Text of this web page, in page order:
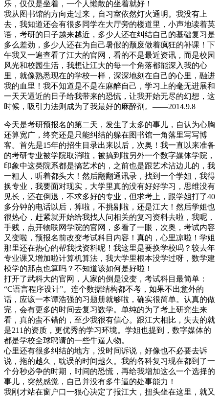
乐，仅仅是坐着，一个人懒散的坐着就好！
我从图书馆的方向走过来，自习室依然灯火通明。我没有上
去，我知道还会有很多同学在大厅旁的楼道里，小声地读着英
语，考研的日子越来越近，多少人还在纠结自己的基础复习是
多么差劲，多少人还在为自己暑假的颓废做着疯狂的补课！下
午我又一遍查看了江大的官网，看的不是最近资讯，而是校园
风光和校园生活，我想让江大的每一个角落都能深入我的心
里，就像熟悉现在的学校一样，深深地刻在自己的心里，融进
我的血里！我不知道是不是在麻醉自己，学习上的毫无进展和
一天天逼近的日子给我带来的恐慌，让我开始无尽的幻想，这
时候，吸引力法则成为了我最好的麻醉剂。——2014.9.8
今天是考研预报名的第二天，发生了太多的事儿，自认为心胸
还算宽广，终究还是只能纠结的躲在图书馆一角落里写写博
客。首先是15年的招生目录出来以后，次奥！我一直以来准备
的考研专业被学院取消啦，被搞到啦另外一个数字媒体学院，
印象中这类院系都是搞艺术的，之前也是跟艺术沾边儿的，我
一粗人，听着都头大！然后翻翻通讯录，找到一个学姐，我得
换专业，我要面对现实，大学里真的没有好好学习，思维没有
见长，还在倒退，不求多好的专业，但求考上，跟学姐打了40
多分钟的电话以后，算啦，不挑剔啦，还是江大！然后学姐也
很热心，赶紧就开始给我找人问相关的复习资料去啦，我呢，
手贱，点开物联网学院的官网，多看了一眼，次奥，考试内容
又变啦，预报名前改变考试科目内容！真的，心里凉啦！学姐
那里还在热心的帮我找资料呢！我这里是要换学校吗？较去年
专业课又增加啦计算机算法，我大学里根本没学过呀，数学建
模学的那点也算吗？不知道该如何是好啦！
打开了武科大的官网，人家的倒是没变，考试科目最简单：
“C语言程序设计”。连个数据结构都不考，如果不出意外的
话，应该一本谭浩强的习题册就够啦，确实很简单。认真的做
完，会有更多的时间去复习数学。单纯的为了考上研究生来
看，真的蛮不错的，至少我很有信心。跟江大相比，失去的就
是211的资质，更优秀的学习环境。学姐也提到，数字媒体的
都是学校全球聘请的一些牛逼人物。
心里还有很多纠结的地方，没时间诉说，好像也不必要去诉
说，拖的越久，耽误的时间越久。我的各科复习现在都到了一
个分秒必争的时期，时间的恐慌，再给我增加这么一个选择的
事儿，突然感觉，自己并没有多牛逼的处事能力！
我刚才站在窗户口一狠心决定了报江大，扭头坐在这里，就又